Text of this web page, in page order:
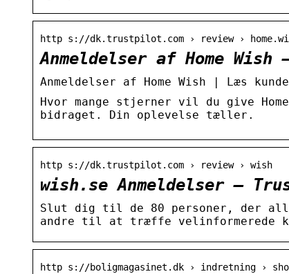
http s://dk.trustpilot.com › review ›
Anmeldelser af Home
Anmeldelser af Home Wish | Læs
Hvor mange stjerner vil du give
bidraget. Din oplevelse tæller.
http s://dk.trustpilot.com › review › wish
wish.se Anmeldelser –
Slut dig til de 80 personer, der
andre til at træffe velinformerede
http s://boligmagasinet.dk › indretning ›